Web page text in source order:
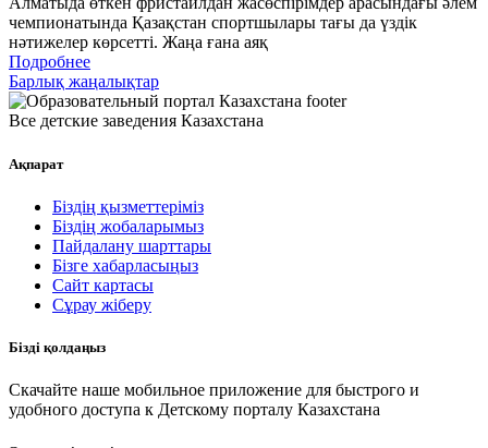
чемпионатында Қазақстан спортшылары тағы да үздік
нәтижелер көрсетті. Жаңа ғана аяқ
Подробнее
Барлық жаңалықтар
Все детские заведения Казахстана
Ақпарат
Біздің қызметтеріміз
Біздің жобаларымыз
Пайдалану шарттары
Бізге хабарласыңыз
Сайт картасы
Сұрау жіберу
Бізді қолдаңыз
Скачайте наше мобильное приложение для быстрого и
удобного доступа к Детскому порталу Казахстана